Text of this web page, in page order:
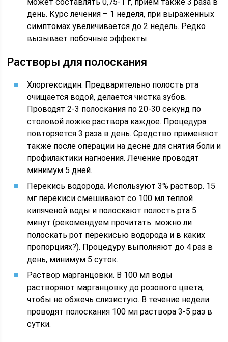
день. Курс лечения – 1 неделя, при выраженных
симптомах увеличивается до 2 недель. Редко
вызывает побочные эффекты.
Растворы для полоскания
Хлоргексидин. Предварительно полость рта
очищается водой, делается чистка зубов.
Проводят 2-3 полоскания по 20-30 секунд по
столовой ложке раствора каждое. Процедура
повторяется 3 раза в день. Средство применяют
также после операции на десне для снятия боли и
профилактики нагноения. Лечение проводят
минимум 5 дней.
Перекись водорода. Используют 3% раствор. 15
мг перекиси смешивают со 100 мл теплой
кипяченой воды и полоскают полость рта 5
минут (рекомендуем прочитать: можно ли
полоскать рот перекисью водорода и в каких
пропорциях?). Процедуру выполняют до 4 раз в
день, минимум 5 суток.
Раствор марганцовки. В 100 мл воды
растворяют марганцовку до розового цвета,
чтобы не обжечь слизистую. В течение недели
проводят полоскания 100 мл раствора 3-5 раз в
сутки.